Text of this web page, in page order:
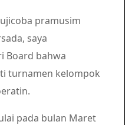
pramusim
saya
Board bahwa
turnamen kelompok
pada bulan Maret